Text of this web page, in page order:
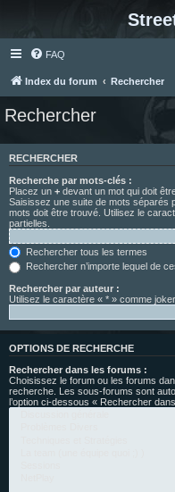
FAQ
Index du forum Rechercher
Rechercher
RECHERCHER
Recherche par mots-clés :
Placez un + devant un mot qui doit
Saisissez une suite de mots séparés
mots doit être trouvé. Utilisez le
partielles.
Rechercher tous les termes
Rechercher n’importe lequel de
Rechercher par auteur :
Utilisez le caractère « * » comme
OPTIONS DE RECHERCHE
Rechercher dans les forums :
Choisissez le forum ou les forums
recherche. Les sous-forums sont
l’option ci-dessous « Rechercher